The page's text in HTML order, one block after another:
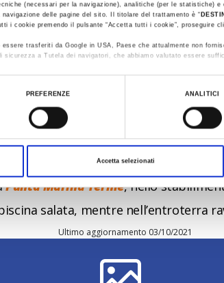
(necessari per la navigazione), analitiche (per le statistiche)
delle pagine del sito. Il titolare del trattamento è “
i cookie premendo il pulsante “Accetta tutti i cookie”, proseguire
trasferiti da Google in USA, Paese che attualmente non
sicurezza a Tutela dei navigatori, che abbiamo valutato essere
informazioni complete sul trattamento dati clicca qui:Cookie
PREFERENZE ANALITICI
Accetta selezionati
necessarie ad affrontare con
infatti inuna terra ricca di
, con un breve viaggio in auto si
benessere
disponibili anche di
sorgono invece i centri termali di
quelli in provincia diRiminie
Punta Marina Terme, nello
salata, mentre nell’entroterra
Ultimo aggiornamento 03/10/2021